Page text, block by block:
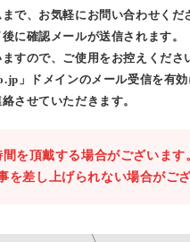
で、お気軽にお問い合わせくだ
に確認メールが送信されます。
すので、ご使用をお控えくださ
」ドメインのメール受信を有効
させていただきます。
を頂戴する場合がございます
差し上げられない場合がござ